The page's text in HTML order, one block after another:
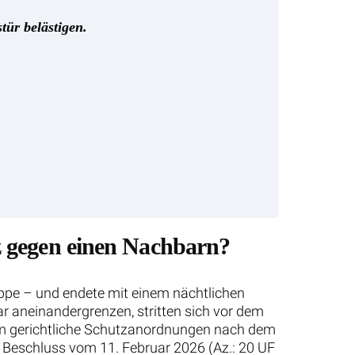
belästigen.
einen Nachbarn?
– und endete mit einem nächtlichen
aneinandergrenzen, stritten sich vor dem
gerichtliche Schutzanordnungen nach dem
vom 11. Februar 2026 (Az.: 20 UF